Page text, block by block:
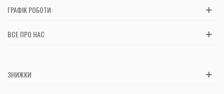
ГРАФІК РОБОТИ:
ВСЕ ПРО НАС
ЗНИЖКИ